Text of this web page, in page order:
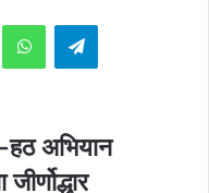
WhatsAppTelegram
अभियान